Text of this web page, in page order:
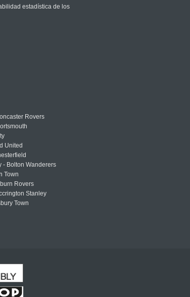
estadística de los
Rovers
United
- Bolton Wanderers
Town
Rovers
Stanley
Town